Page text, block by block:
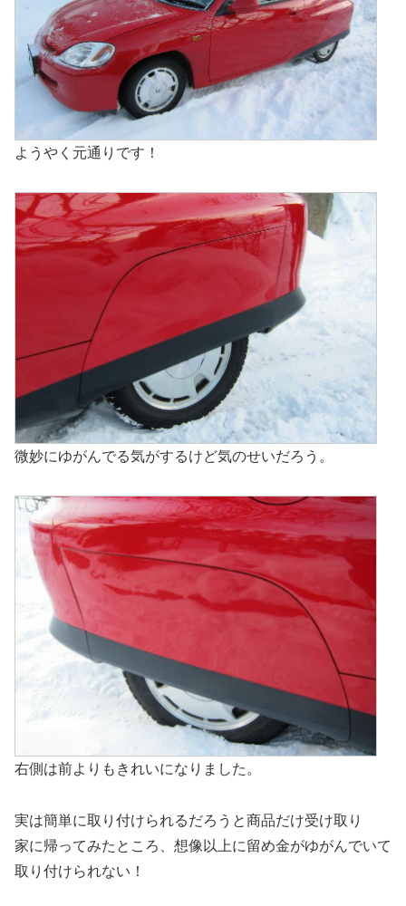
ようやく元通りです！
微妙にゆがんでる気がするけど気のせいだろう。
右側は前よりもきれいになりました。
実は簡単に取り付けられるだろうと商品だけ受け取り
家に帰ってみたところ、想像以上に留め金がゆがんでいて
取り付けられない！